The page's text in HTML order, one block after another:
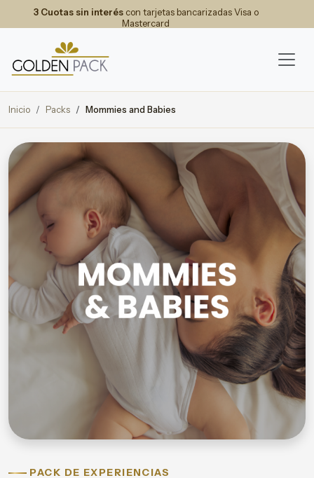
3 Cuotas sin interéscon tarjetas bancarizadas Visa o
Mastercard
Inicio Packs Mommies and Babies
PACK DE EXPERIENCIAS